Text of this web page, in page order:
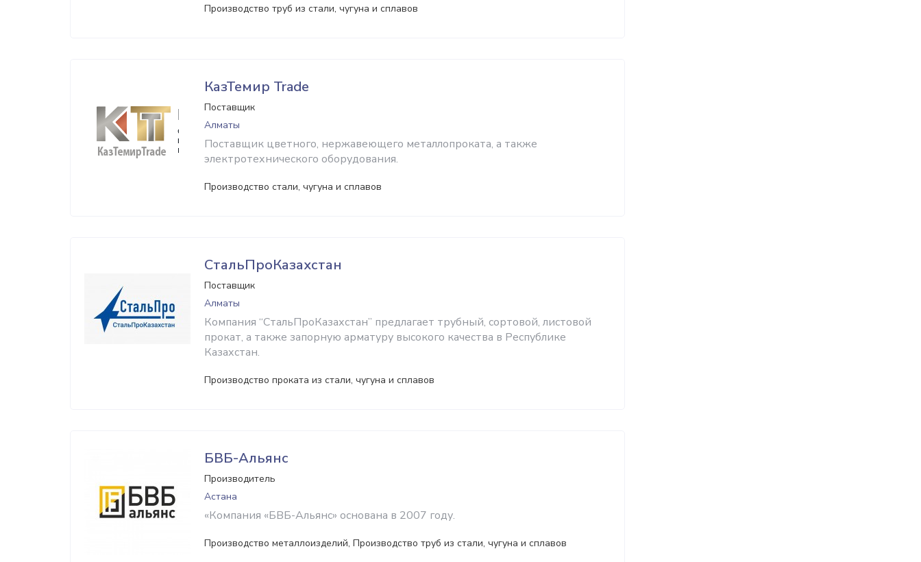
Производство труб из стали, чугуна и сплавов
КазТемир Trade
Поставщик
Алматы
Поставщик цветного, нержавеющего металлопроката, а также
электротехнического оборудования.
Производство стали, чугуна и сплавов
СтальПроКазахстан
Поставщик
Алматы
Компания “СтальПроКазахстан” предлагает трубный, сортовой, листовой
прокат, а также запорную арматуру высокого качества в Республике
Казахстан.
Производство проката из стали, чугуна и сплавов
БВБ-Альянс
Производитель
Астана
«Компания «БВБ-Альянс» основана в 2007 году.
Производство металлоизделий, Производство труб из стали, чугуна и сплавов